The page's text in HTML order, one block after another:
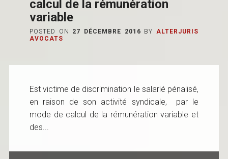
calcul de la rémunération
variable
POSTED ON 27 DÉCEMBRE 2016 BY ALTERJURIS
AVOCATS
Est victime de discrimination le salarié pénalisé,
en raison de son activité syndicale, par le
mode de calcul de la rémunération variable et
des...